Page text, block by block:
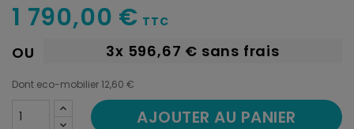
1 790,00 € TTC
OU 3x 596,67 € sans frais
Dont eco-mobilier 12,60 €
AJOUTER AU PANIER